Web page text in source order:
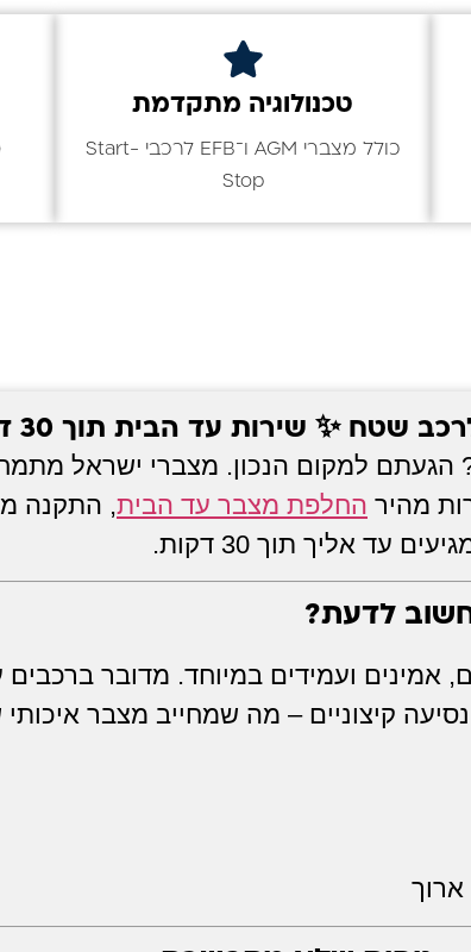
טכנולוגיה מתקדמת
כולל מצברי AGM ו־EFB לרכבי Start-
Stop
שטח ✨ שירות עד הבית תוך 30 דקות
הגעתם למקום הנכון. מצברי ישראל
מהיר החלפת מצבר עד הבית, התקנה
לדעת?
אמינים ועמידים במיוחד. מדובר
קיצוניים – מה שמחייב מצבר איכותי
ארוך